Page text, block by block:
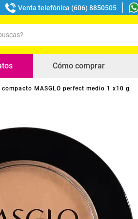
Venta telefónica (606) 8850505
Cómo comprar
compacto MASGLO perfect medio 1 x10 g
buscados